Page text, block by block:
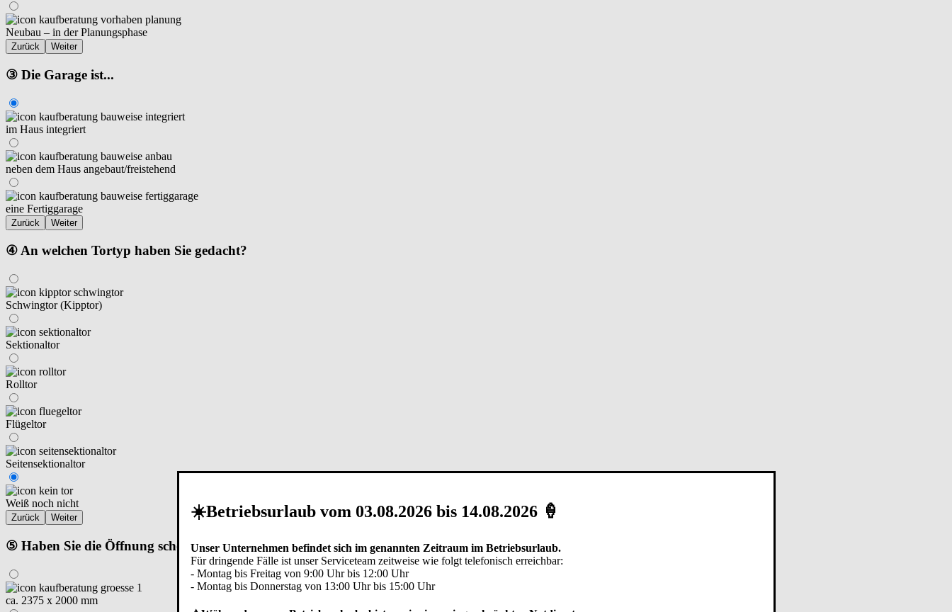
Neubau – in der Planungsphase
Zurück Weiter
③ Die Garage ist...
im Haus integriert
neben dem Haus angebaut/freistehend
eine Fertiggarage
Zurück Weiter
④ An welchen Tortyp haben Sie gedacht?
Schwingtor (Kipptor)
Sektionaltor
Rolltor
Flügeltor
Seitensektionaltor
Weiß noch nicht
Zurück Weiter
⑤ Haben Sie die Öffnung schon gemessen?
ca. 2375 x 2000 mm
☀️Betriebsurlaub vom 03.08.2026 bis 14.08.2026 🍦
Unser Unternehmen befindet sich im genannten Zeitraum im Betriebsurlaub.
Für dringende Fälle ist unser Serviceteam zeitweise wie folgt telefonisch erreichbar:
- Montag bis Freitag von 9:00 Uhr bis 12:00 Uhr
- Montag bis Donnerstag von 13:00 Uhr bis 15:00 Uhr